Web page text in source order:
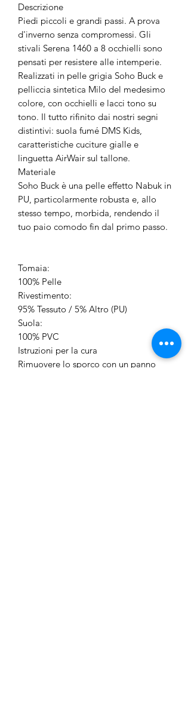
Descrizione
Piedi piccoli e grandi passi. A prova
d'inverno senza compromessi. Gli
stivali Serena 1460 a 8 occhielli sono
pensati per resistere alle intemperie.
Realizzati in pelle grigia Soho Buck e
pelliccia sintetica Milo del medesimo
colore, con occhielli e lacci tono su
tono. Il tutto rifinito dai nostri segni
distintivi: suola fumé DMS Kids,
caratteristiche cuciture gialle e
linguetta AirWair sul tallone.
Materiale
Soho Buck è una pelle effetto Nabuk in
PU, particolarmente robusta e, allo
stesso tempo, morbida, rendendo il
tuo paio comodo fin dal primo passo.
Tomaia:
100% Pelle
Rivestimento:
95% Tessuto / 5% Altro (PU)
Suola:
100% PVC
Istruzioni per la cura
Rimuovere lo sporco con un panno